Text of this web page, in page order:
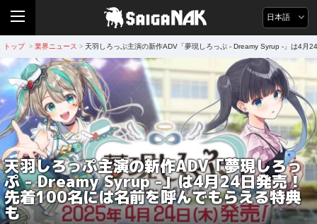
日本語
トップ > 業界ニュース > 天羽しろっぷ主演の新作ADV「夢現しろっぷ - Dreamy Syrup -」は4月
天羽しろっぷ主演の新作ADV「夢現しろっ
ぷ - Dreamy Syrup -」は4月24日発売！
先着100名には名前を呼んでもらえる特典
も